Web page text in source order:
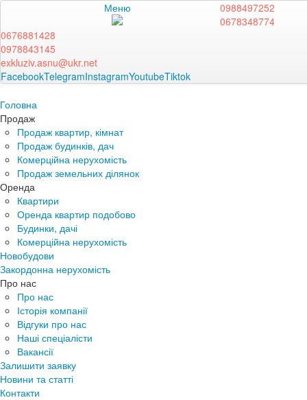
Меню
0988497252
0678348774
0676881428
0978843145
exkluziv.asnu@ukr.net
FacebookTelegramInstagramYoutubeTiktok
Головна
Продаж
Продаж квартир, кімнат
Продаж будинків, дач
Комерційна нерухомість
Продаж земельних ділянок
Оренда
Квартири
Оренда квартир подобово
Будинки, дачі
Комерційна нерухомість
Новобудови
Закордонна нерухомість
Про нас
Про нас
Історія компанії
Відгуки про нас
Наші спеціалісти
Вакансії
Залишити заявку
Новини та статті
Контакти